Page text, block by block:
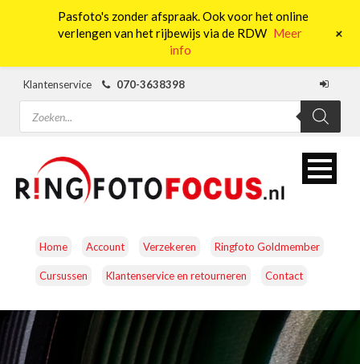
Klantenservice
070-3638398
Producten
zoeken
Home Account Verzekeren Ringfoto Goldmember
Cursussen Klantenservice en retourneren Contact
CAMERA’S OBJECTIEVEN ACCESSOIRES
Pasfoto's zonder afspraak. Ook voor het online
verlengen van het rijbewijs via de RDW Meer
info
+